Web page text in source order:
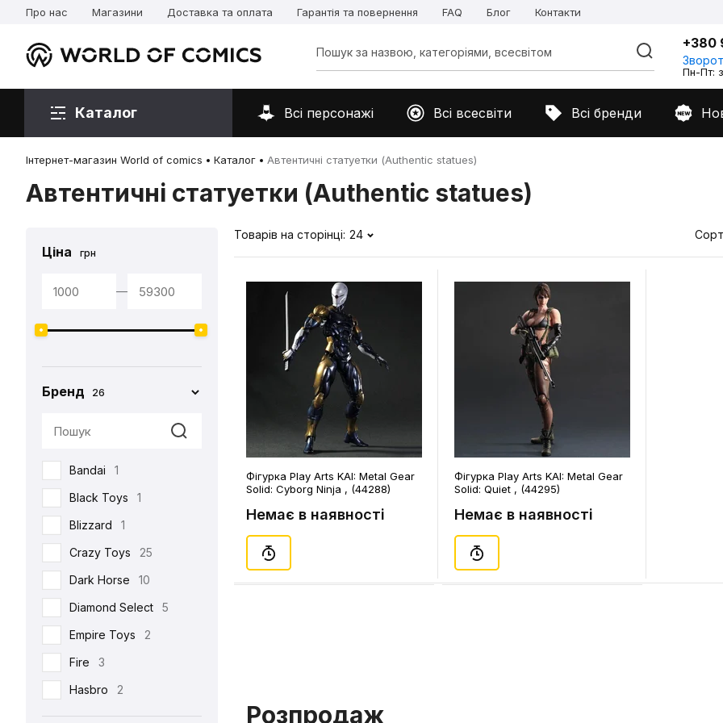
Про нас Магазини Доставка та оплата Гарантія та повернення FAQ Блог Контакти
+380
Пн-Пт:
Каталог Всі персонажі Всі всесвіти Всі бренди
Інтернет-магазин World of comics Каталог Автентичні статуетки (Authentic statues)
Автентичні статуетки (Authentic statues)
Ціна грн
—
Бренд 26
Bandai
1
Black Toys
1
Blizzard
1
Crazy Toys
25
Dark Horse
10
Diamond Select
5
Empire Toys
2
Fire
3
Hasbro
2
Hot Toys 93
Товарів на сторінці: 24
Фігурка Play Arts KAI: Metal Gear
Solid: Cyborg Ninja , (44288)
Немає в наявності
Фігурка Play Arts KAI: Metal Gear
Solid: Quiet , (44295)
Немає в наявності
Розпродаж